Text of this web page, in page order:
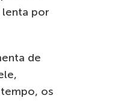
lenta por
de
os